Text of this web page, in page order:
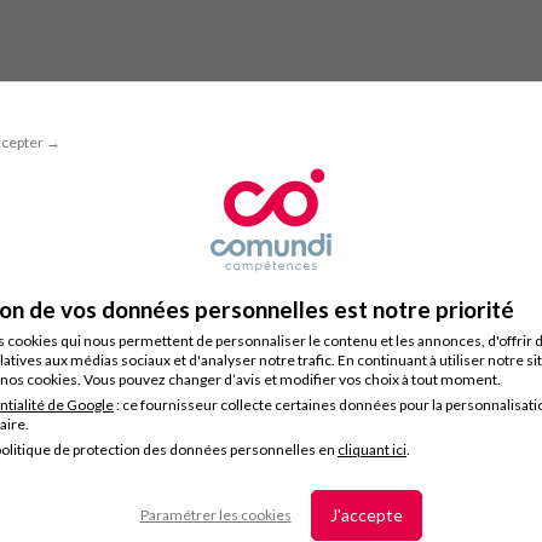
→
de vos données personnelles est notre priorité
cookies qui nous permettent de personnaliser le contenu et les annonces, d'offrir
aux médias sociaux et d'analyser notre trafic. En continuant à utiliser notre
cookies. Vous pouvez changer d’avis et modifier vos choix à tout moment.
de Google: ce fournisseur collecte certaines données pour la
de protection des données personnelles en cliquant ici.
Paramétrer les cookies J'accepte